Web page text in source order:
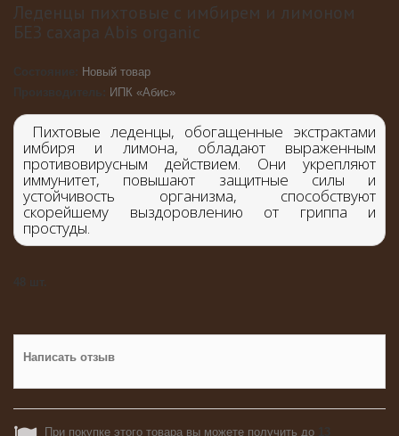
Леденцы пихтовые с имбирем и лимоном
БЕЗ сахара Abis organic
Состояние:
Новый товар
ИПК «Абис»
Пихтовые леденцы, обогащенные экстрактами
имбиря и лимона, обладают выраженным
противовирусным действием. Они укрепляют
иммунитет, повышают защитные силы и
устойчивость организма, способствуют
скорейшему выздоровлению от гриппа и
простуды.
Написать отзыв
При покупке этого товара вы можете получить до